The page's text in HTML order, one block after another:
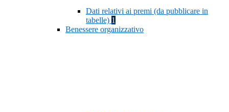
Dati relativi ai premi (da pubblicare in
tabelle) 1
Benessere organizzativo